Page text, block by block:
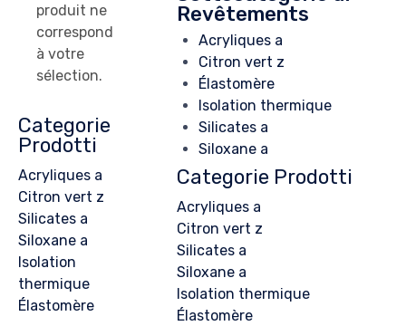
Revêtements
Acryliques a
Citron vert z
Élastomère
Isolation thermique
Silicates a
Siloxane a
Categorie Prodotti
Acryliques a
Citron vert z
Silicates a
Siloxane a
Isolation thermique
Élastomère
produit ne
correspond
à votre
sélection.
Categorie
Prodotti
Acryliques a
Citron vert z
Silicates a
Siloxane a
Isolation
thermique
Élastomère